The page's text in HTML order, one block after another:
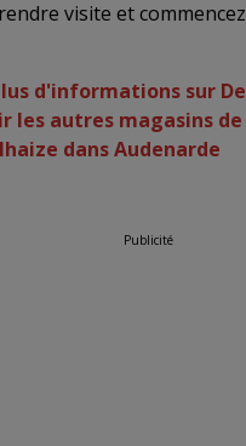
visite et
d'informations sur
les autres magasins de
dans Audenarde
Publicité